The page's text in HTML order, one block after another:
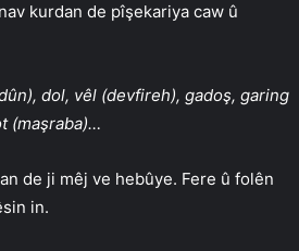
kurdan de pîşekariya caw û
dol, vêl (devfireh), gadoş, garing
(maşraba)…
de ji mêj ve hebûye. Fere û folên
in.